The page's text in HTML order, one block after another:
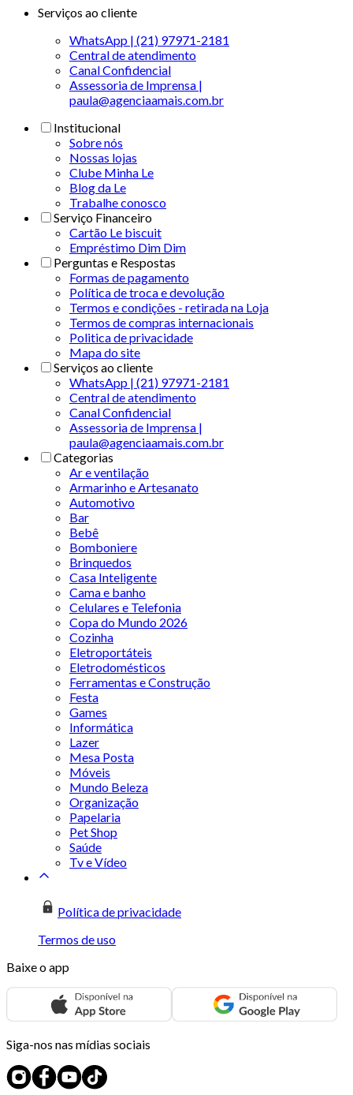
Serviços ao cliente
WhatsApp | (21) 97971-2181
Central de atendimento
Canal Confidencial
Assessoria de Imprensa |
paula@agenciaamais.com.br
Institucional
Sobre nós
Nossas lojas
Clube Minha Le
Blog da Le
Trabalhe conosco
Serviço Financeiro
Cartão Le biscuit
Empréstimo Dim Dim
Perguntas e Respostas
Formas de pagamento
Política de troca e devolução
Termos e condições - retirada na Loja
Termos de compras internacionais
Politica de privacidade
Mapa do site
Serviços ao cliente
WhatsApp | (21) 97971-2181
Central de atendimento
Canal Confidencial
Assessoria de Imprensa |
paula@agenciaamais.com.br
Categorias
Ar e ventilação
Armarinho e Artesanato
Automotivo
Bar
Bebê
Bomboniere
Brinquedos
Casa Inteligente
Cama e banho
Celulares e Telefonia
Copa do Mundo 2026
Cozinha
Eletroportáteis
Eletrodomésticos
Ferramentas e Construção
Festa
Games
Informática
Lazer
Mesa Posta
Móveis
Mundo Beleza
Organização
Papelaria
Pet Shop
Saúde
Tv e Vídeo
Política de privacidade
Termos de uso
Baixe o app
Siga-nos nas mídias sociais